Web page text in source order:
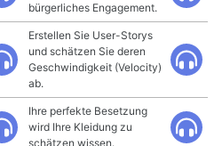
bürgerliches Engagement.
Erstellen Sie User-Storys
und schätzen Sie deren
Geschwindigkeit (Velocity)
ab.
Ihre perfekte Besetzung
wird Ihre Kleidung zu
schätzen wissen.